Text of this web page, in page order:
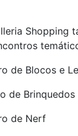
Shopping
de Blocos e
de Brinquedos
de Nerf